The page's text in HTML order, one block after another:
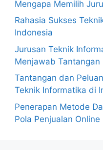
Mengapa Memilih
Rahasia Sukses
Indonesia
Jurusan Teknik
Menjawab Tantangan
Tantangan dan
Teknik Informatika di
Penerapan Metode
Pola Penjualan Online